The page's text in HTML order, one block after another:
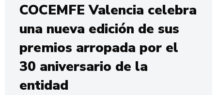
COCEMFE Valencia celebra
una nueva edición de sus
premios arropada por el
30 aniversario de la
entidad